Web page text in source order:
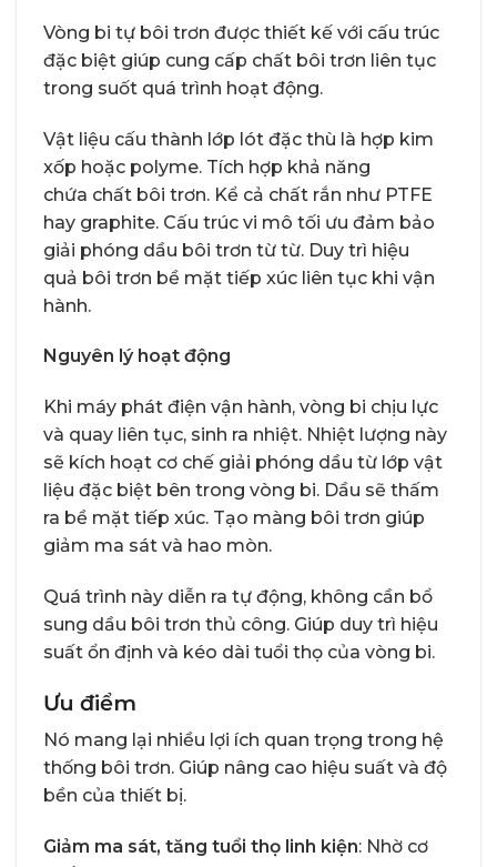
Vòng bi tự bôi trơn được thiết kế với cấu trúc
đặc biệt giúp cung cấp chất bôi trơn liên tục
trong suốt quá trình hoạt động.
Vật liệu cấu thành lớp lót đặc thù là hợp kim
xốp hoặc polyme. Tích hợp khả năng
chứa chất bôi trơn. Kể cả chất rắn như PTFE
hay graphite. Cấu trúc vi mô tối ưu đảm bảo
giải phóng dầu bôi trơn từ từ. Duy trì hiệu
quả bôi trơn bề mặt tiếp xúc liên tục khi vận
hành.
Nguyên lý hoạt động
Khi máy phát điện vận hành, vòng bi chịu lực
và quay liên tục, sinh ra nhiệt. Nhiệt lượng này
sẽ kích hoạt cơ chế giải phóng dầu từ lớp vật
liệu đặc biệt bên trong vòng bi. Dầu sẽ thấm
ra bề mặt tiếp xúc. Tạo màng bôi trơn giúp
giảm ma sát và hao mòn.
Quá trình này diễn ra tự động, không cần bổ
sung dầu bôi trơn thủ công. Giúp duy trì hiệu
suất ổn định và kéo dài tuổi thọ của vòng bi.
Ưu điểm
Nó mang lại nhiều lợi ích quan trọng trong hệ
thống bôi trơn. Giúp nâng cao hiệu suất và độ
bền của thiết bị.
Giảm ma sát, tăng tuổi thọ linh kiện: Nhờ cơ